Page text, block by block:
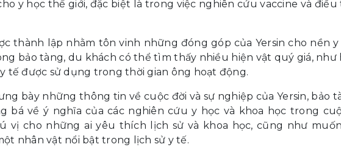
y học thế giới, đặc biệt là trong việc nghiên cứu vaccine và
thành lập nhằm tôn vinh những đóng góp của Yersin cho nền
bảo tàng, du khách có thể tìm thấy nhiều hiện vật quý giá, như
tế được sử dụng trong thời gian ông hoạt động.
bày những thông tin về cuộc đời và sự nghiệp của Yersin, bảo
bá về ý nghĩa của các nghiên cứu y học và khoa học trong
vị cho những ai yêu thích lịch sử và khoa học, cũng như
nhân vật nổi bật trong lịch sử y tế.